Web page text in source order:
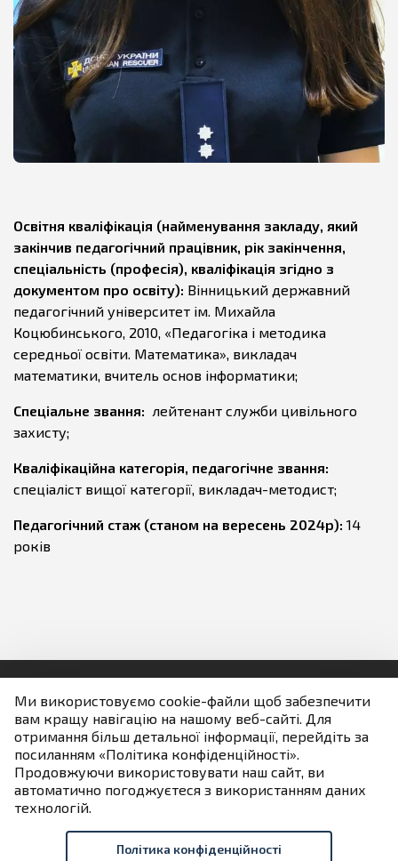
Освітня кваліфікація (найменування закладу, який
закінчив педагогічний працівник, рік закінчення,
спеціальність (професія), кваліфікація згідно з
документом про освіту): Вінницький державний
педагогічний університет ім. Михайла
Коцюбинського, 2010, «Педагогіка і методика
середньої освіти. Математика», викладач
математики, вчитель основ інформатики;
Спеціальне звання: лейтенант служби цивільного
захисту;
Кваліфікаційна категорія, педагогічне звання:
спеціаліст вищої категорії, викладач-методист;
Педагогічний стаж (станом на вересень 2024р): 14
років
Ми використовуємо cookie-файли щоб забезпечити
вам кращу навігацію на нашому веб-сайті. Для
отримання більш детальної інформації, перейдіть за
посиланням «Політика конфіденційності».
Продовжуючи використовувати наш сайт, ви
автоматично погоджуєтеся з використанням даних
технологій.
Політика конфіденційності
Якщо не зазначено інше всі матеріали розміщені на
умовах ліцензії
Creative Commons Attribution 4.0 International license
Людям із порушенням зору